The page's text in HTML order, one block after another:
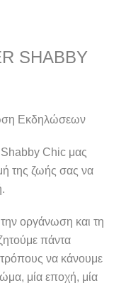
SHABBY
Εκδηλώσεων
Shabby Chic μας
της ζωής σας να
οργάνωση και τη
πάντα
να κάνουμε
μία εποχή, μία